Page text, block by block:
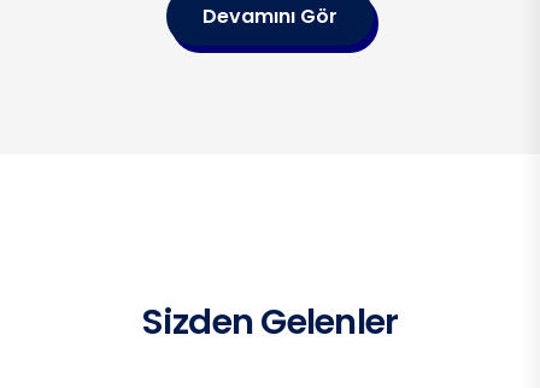
Devamını Gör
Sizden Gelenler